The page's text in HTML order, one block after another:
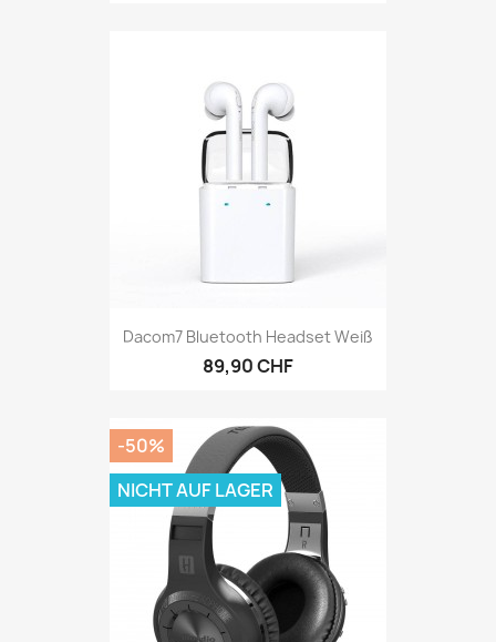
Dacom7 Bluetooth Headset Weiß
89,90 CHF
-50%
NICHT AUF LAGER